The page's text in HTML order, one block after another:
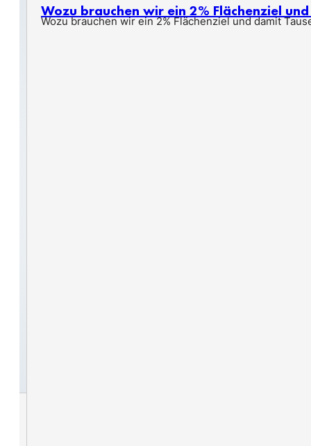
Wozu brauchen wir ein 2% Flächenziel
Wozu brauchen wir ein 2% Flächenziel und damit